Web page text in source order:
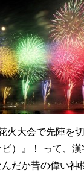
火大会で先陣を
）』！ って、漢
だか昔の偉い神